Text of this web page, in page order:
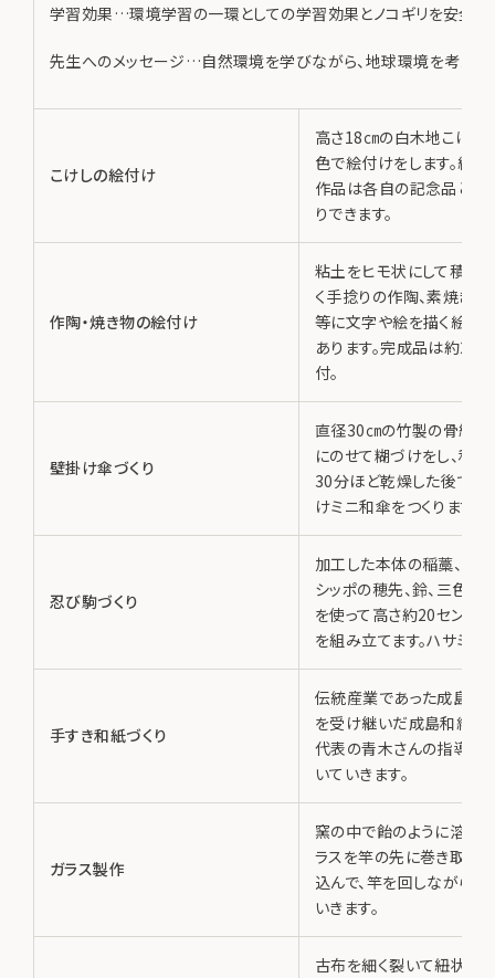
学習効果…環境学習の一環としての学習効果とノコギリを安全に
先生へのメッセージ…自然環境を学びながら、地球環境を考える
こけしの絵付け
高さ18㎝の白木地こけし
色で絵付けをします。絵付
作品は各自の記念品とし
りできます。
作陶・焼き物の絵付け
粘土をヒモ状にして積み
く手捻りの作陶、素焼き
等に文字や絵を描く絵付
あります。完成品は約2か
付。
壁掛け傘づくり
直径30㎝の竹製の骨組み
にのせて糊づけをし、和
30分ほど乾燥した後で折
けミニ和傘をつくります。
忍び駒づくり
加工した本体の稲藁、耳、
シッポの穂先、鈴、三色布
を使って高さ約20センチ
を組み立てます。ハサミは
手すき和紙づくり
伝統産業であった成島和
を受け継いだ成島和紙生
代表の青木さんの指導の
いていきます。
ガラス製作
窯の中で飴のように溶け
ラスを竿の先に巻き取り
込んで、竿を回しながら形
いきます。
古布を細く裂いて紐状に